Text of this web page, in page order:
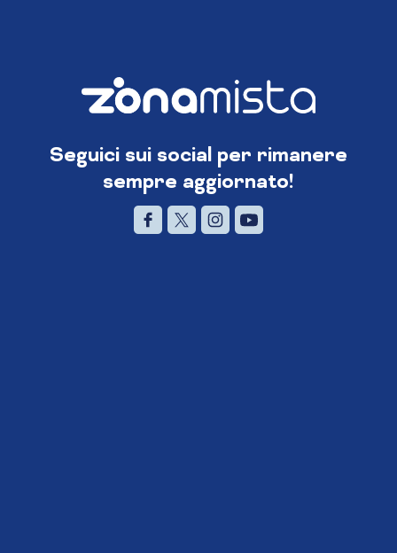
Seguici sui social per rimanere
sempre aggiornato!